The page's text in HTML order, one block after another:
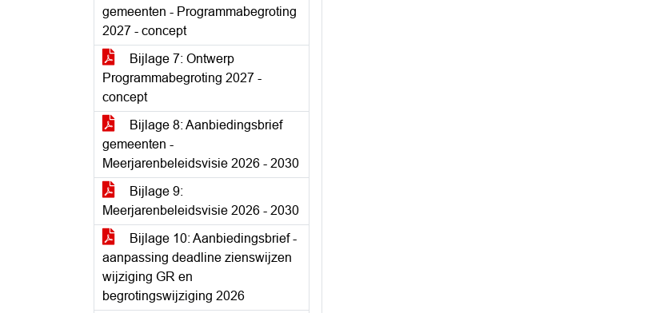
gemeenten - Programmabegroting
2027 - concept
Bijlage 7: Ontwerp
Programmabegroting 2027 -
concept
Bijlage 8: Aanbiedingsbrief
gemeenten -
Meerjarenbeleidsvisie 2026 - 2030
Bijlage 9:
Meerjarenbeleidsvisie 2026 - 2030
Bijlage 10: Aanbiedingsbrief -
aanpassing deadline zienswijzen
wijziging GR en
begrotingswijziging 2026